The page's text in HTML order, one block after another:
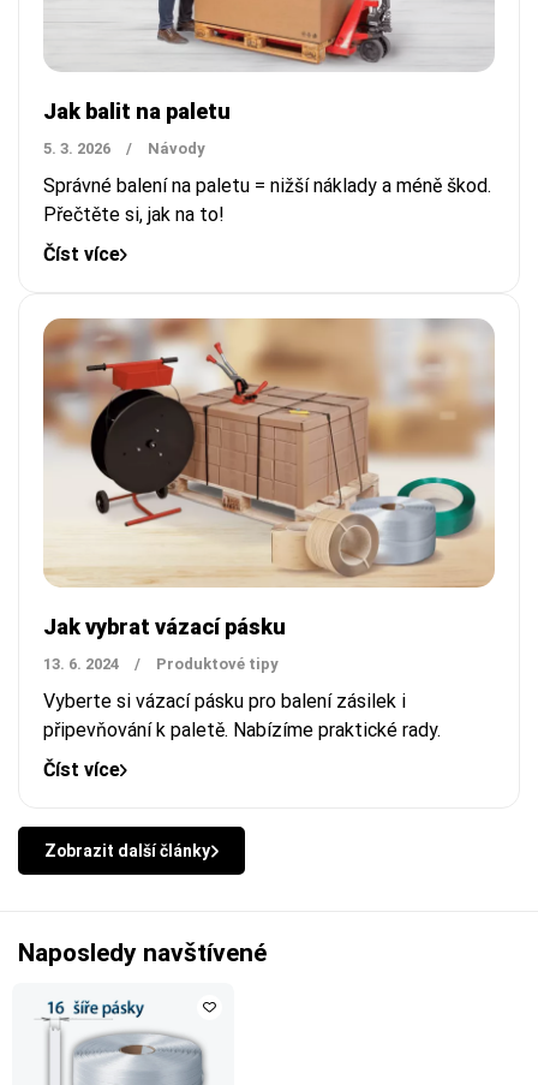
Jak balit na paletu
5. 3. 2026 / Návody
Správné balení na paletu = nižší náklady a méně škod.
Přečtěte si, jak na to!
Číst více
Jak vybrat vázací pásku
13. 6. 2024 / Produktové tipy
Vyberte si vázací pásku pro balení zásilek i
připevňování k paletě. Nabízíme praktické rady.
Číst více
Zobrazit další články
Naposledy navštívené